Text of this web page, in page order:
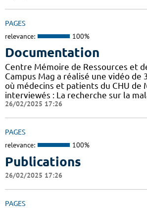
PAGES
relevance: 100%
Documentation
Centre Mémoire de Ressources et
Campus Mag a réalisé une vidéo de
où médecins et patients du CHU
interviewés : La recherche sur la
26/02/2025 17:26
PAGES
relevance: 100%
Publications
26/02/2025 17:26
PAGES